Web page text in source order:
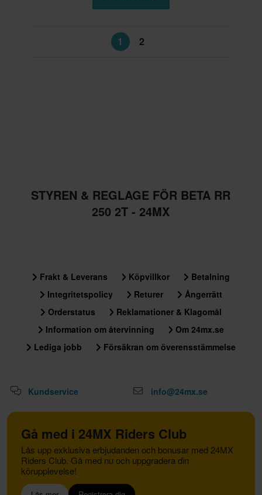
1 2
STYREN & REGLAGE FÖR BETA RR
250 2T - 24MX
Frakt & Leverans Köpvillkor
Betalning
Integritetspolicy
Returer
Ångerrätt
Orderstatus
Reklamationer & Klagomål
Information om återvinning
Om 24mx.se
Lediga jobb
Försäkran om överensstämmelse
Kundservice info@24mx.se
Gå med i 24MX Riders Club
Lås upp exklusiva erbjudanden och bonusar med 24MX
Riders Club. Gå med nu och uppgradera din
körupplevelse!